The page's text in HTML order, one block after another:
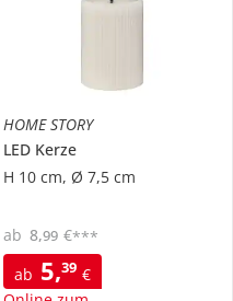
HOME STORY
LED Kerze
H 10 cm, Ø 7,5 cm
ab 5,39 €
ab 8,99 €***